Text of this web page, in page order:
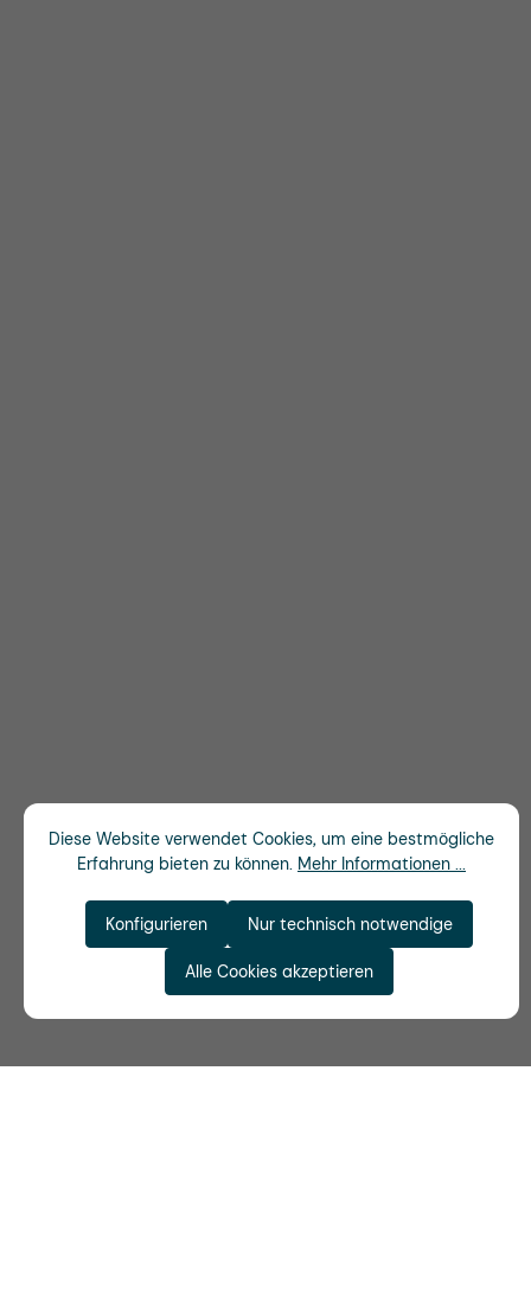
Diese Website verwendet Cookies, um eine bestmögliche
Erfahrung bieten zu können. Mehr Informationen ...
Nur technisch notwendige
Konfigurieren
Alle Cookies akzeptieren